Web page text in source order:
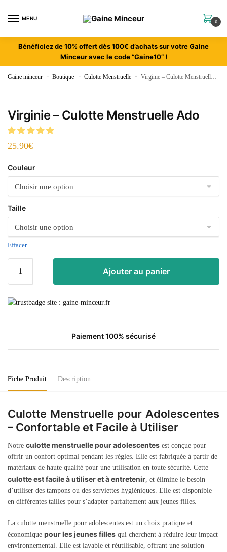
MENU
0
Bénéficiez de 10% offert dès 100€ d’achats sur votre Gaine
Minceur avec le code “Gaine10” !
Gaine minceur » Boutique » Culotte Menstruelle » Virginie – Culotte Menstruelle Ado
Virginie – Culotte Menstruelle Ado
25.90€
Couleur
Taille
Effacer
Ajouter au panier
Paiement 100% sécurisé
Fiche Produit Description
Culotte Menstruelle pour Adolescentes
– Confortable et Facile à Utiliser
Notre culotte menstruelle pour adolescentes est conçue pour
offrir un confort optimal pendant les règles. Elle est fabriquée à partir de
matériaux de haute qualité pour une utilisation en toute sécurité. Cette
culotte est facile à utiliser et à entretenir, et élimine le besoin
d’utiliser des tampons ou des serviettes hygiéniques. Elle est disponible
en différentes tailles pour s’adapter parfaitement aux jeunes filles.
La culotte menstruelle pour adolescentes est un choix pratique et
économique pour les jeunes filles qui cherchent à réduire leur impact
environnemental. Elle est lavable et réutilisable, offrant une solution